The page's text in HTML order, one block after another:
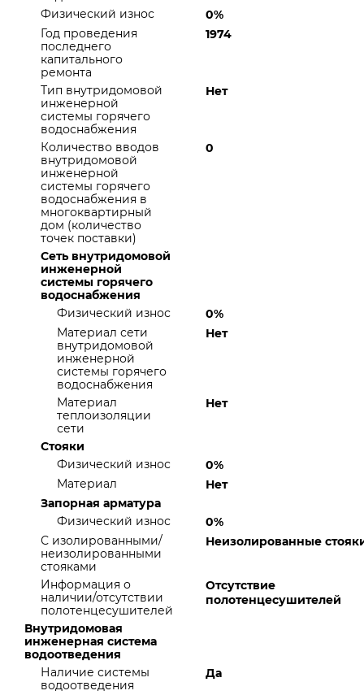
Физический износ
0%
Год проведения
последнего
капитального
ремонта
1974
Тип внутридомовой
инженерной
системы горячего
водоснабжения
Нет
Количество вводов
внутридомовой
инженерной
системы горячего
водоснабжения в
многоквартирный
дом (количество
точек поставки)
0
Сеть внутридомовой
инженерной
системы горячего
водоснабжения
Физический износ
0%
Материал сети
внутридомовой
инженерной
системы горячего
водоснабжения
Нет
Материал
теплоизоляции
сети
Нет
Стояки
Физический износ
0%
Материал
Нет
Запорная арматура
Физический износ
0%
С изолированными/
неизолированными
стояками
Неизолированные
Информация о
наличии/отсутствии
полотенцесушителей
Отсутствие
полотенцесушителей
Внутридомовая
инженерная система
водоотведения
Наличие системы
водоотведения
Да